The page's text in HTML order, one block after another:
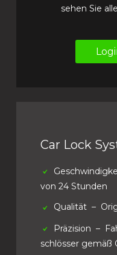
sehen Sie
Car Lock
von 24 Stunden
Qualität –
Präzision –
schlösser gemäß